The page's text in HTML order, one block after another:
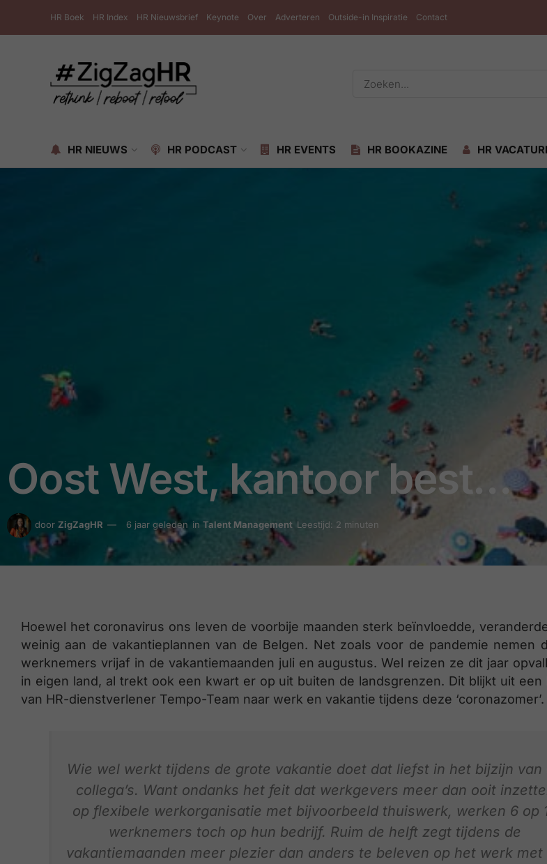
HR Boek HR Index HR Nieuwsbrief Keynote Over Adverteren Outside-in Inspiratie Contact
HR NIEUWS HR PODCAST HR EVENTS HR BOOKAZINE HR
Oost West, kantoor best…
door ZigZagHR 6 jaar geleden in Talent Management Leestijd: 2 minuten
Hoewel het coronavirus ons leven de voorbije maanden sterk beïnvloedde,
weinig aan de vakantieplannen van de Belgen. Net zoals voor de pandemie nemen
werknemers vrijaf in de vakantiemaanden juli en augustus. Wel reizen ze dit jaar
in eigen land, al trekt ook een kwart er op uit buiten de landsgrenzen. Dit blijkt uit een
van HR-dienstverlener Tempo-Team naar werk en vakantie tijdens deze ‘coronazomer’.
Wie wel werkt tijdens de grote vakantie doet dat liefst in het bijzijn van
collega’s. Want ondanks het feit dat werkgevers meer dan ooit
op flexibele werkorganisatie met bijvoorbeeld thuiswerk, werken 6 op
werknemers toch op hun bedrijf. Ruim de helft zegt tijdens de
vakantiemaanden meer plezier dan anders te beleven op het werk met